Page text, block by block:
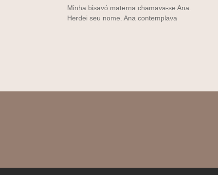
Minha bisavó materna chamava-se Ana.
Herdei seu nome. Ana contemplava